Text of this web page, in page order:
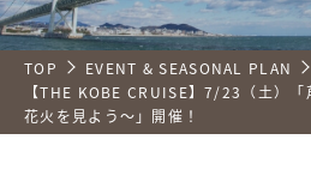
TOP
EVENT & SEASONAL PLAN
【THE KOBE CRUISE】7/23（土）
花火を見よう〜」開催！